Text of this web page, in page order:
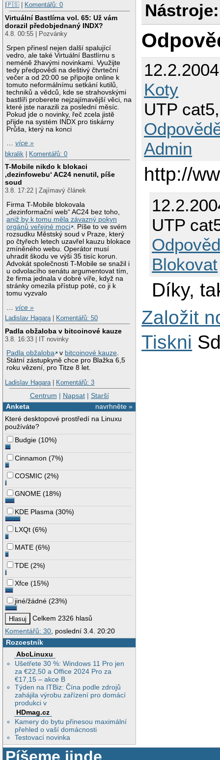
|🇵🇸
Komentářů: 0
Virtuální Bastlírna vol. 65: Už vám
dorazil předobjednaný INDX?
4.8. 00:55 | Pozvánky
Srpen přinesl nejen další spalující
vedro, ale také Virtuální Bastlírnu s
neméně žhavými novinkami. Využijte
tedy předpovědi na deštivý čtvrteční
večer a od 20:00 se připojte online k
tomuto neformálnímu setkání kutilů,
techniků a vědců, kde se strahovskými
bastlíři proberete nejzajímavější věci, na
které jste narazili za poslední měsíc.
Pokud jde o novinky, řeč zcela jistě
přijde na systém INDX pro tiskárny
Průša, který na konci
…více »
bkralik | Komentářů: 0
T-Mobile nikdo k blokaci
‚dezinfowebu‘ AC24 nenutil, píše
soud
3.8. 17:22 | Zajímavý článek
Firma T-Mobile blokovala
„dezinformační web“ AC24 bez toho,
aniž by k tomu měla závazný pokyn
orgánů veřejné moci
. Píše to ve svém
rozsudku Městský soud v Praze, který
po čtyřech letech uzavřel kauzu blokace
zmíněného webu. Operátor musí
uhradit škodu ve výši 35 tisíc korun.
Advokát společnosti T-Mobile se snažil i
u odvolacího senátu argumentovat tím,
že firma jednala v dobré víře, když na
stránky omezila přístup poté, co ji k
tomu vyzvalo
…více »
Ladislav Hagara| Komentářů: 50
Padla obžaloba v bitcoinové kauze
3.8. 16:33 | IT novinky
Padla obžaloba
v bitcoinové kauze.
Státní zástupkyně chce pro Blažka 6,5
roku vězení, pro Titze 8 let.
Ladislav Hagara| Komentářů: 3
Centrum | Napsat| Starší
navrhněte »
Anketa
Které desktopové prostředí na Linuxu
používáte?
Budgie (10%)
Cinnamon (7%)
COSMIC (2%)
GNOME (18%)
KDE Plasma (30%)
LXQt (6%)
MATE (6%)
TDE (2%)
Xfce (15%)
jiné/žádné (23%)
Celkem 2326 hlasů
Komentářů: 30 , poslední 3.4. 20:20
Rozcestník
AbcLinuxu
Ušetřete 30 %: Windows 11 Pro jen
za €22,50 a Office 2024 Pro za
€17,15 – akce B
Týden na ITBiz: Čína podle zdrojů
zahájila výrobu zařízení pro domácí
produkci v
HDmag.cz
Kamery do bytu přinesou maximální
přehled o vaší domácnosti
Testovací novinka
Nástroje:
Koty
UTP
Admin
http://
UTP
Blokovat
Díky,
Založit
Tiskni